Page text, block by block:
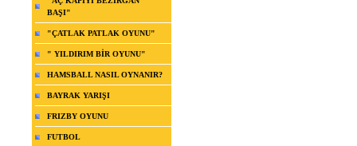
BAŞI"
"ÇATLAK PATLAK OYUNU"
" YILDIRIM BİR OYUNU"
HAMSBALL NASIL OYNANIR?
BAYRAK YARIŞI
FRIZBY OYUNU
FUTBOL